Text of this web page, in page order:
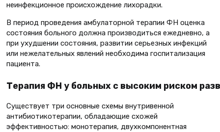
неинфекционное происхождение лихорадки.
В период проведения амбулаторной терапии ФН оценка
состояния больного должна производиться ежедневно, а
при ухудшении состояния, развитии серьезных инфекций
или нежелательных явлений необходима госпитализация
пациента.
Терапия ФН у больных с высоким риском
Существует три основные схемы внутривенной
антибиотикотерапии, обладающие схожей
эффективностью: монотерапия, двухкомпонентная